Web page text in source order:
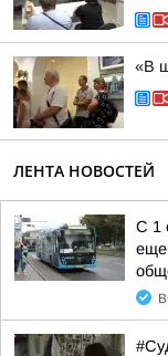
«В
ЛЕНТА НОВОСТЕЙ
С 1
еще